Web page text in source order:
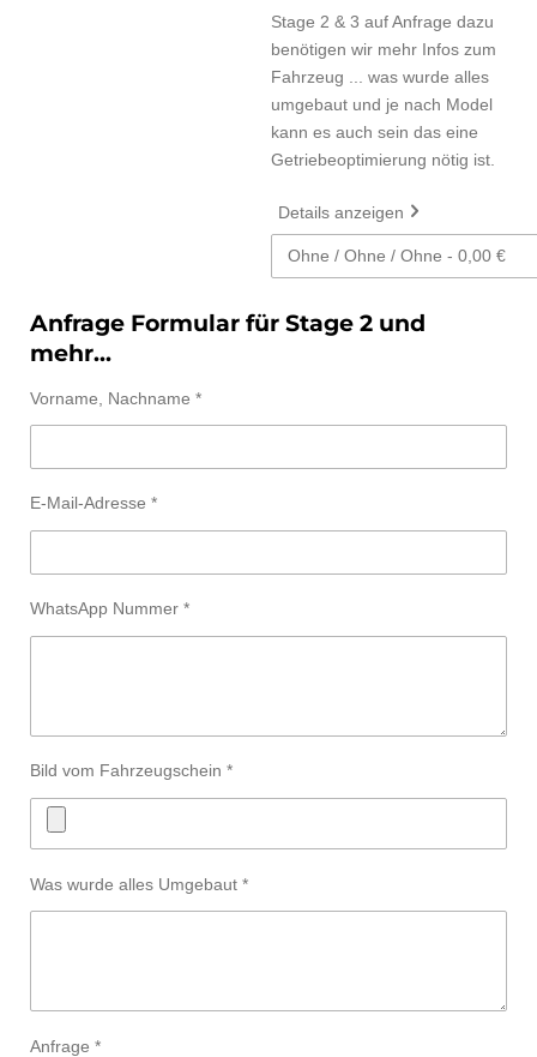
Stage 2 & 3 auf Anfrage dazu
benötigen wir mehr Infos zum
Fahrzeug ... was wurde alles
umgebaut und je nach Model
kann es auch sein das eine
Getriebeoptimierung nötig ist.
Details anzeigen
Anfrage Formular für Stage 2 und
mehr...
Vorname, Nachname *
E-Mail-Adresse *
WhatsApp Nummer *
Bild vom Fahrzeugschein *
Was wurde alles Umgebaut *
Anfrage *